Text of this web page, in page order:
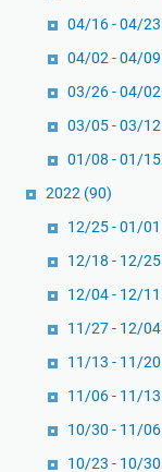
04/16 - 04/23
04/02 - 04/09
03/26 - 04/02
03/05 - 03/12
01/08 - 01/15
2022 (90)
12/25 - 01/01
12/18 - 12/25
12/04 - 12/11
11/27 - 12/04
11/13 - 11/20
11/06 - 11/13
10/30 - 11/06
10/23 - 10/30